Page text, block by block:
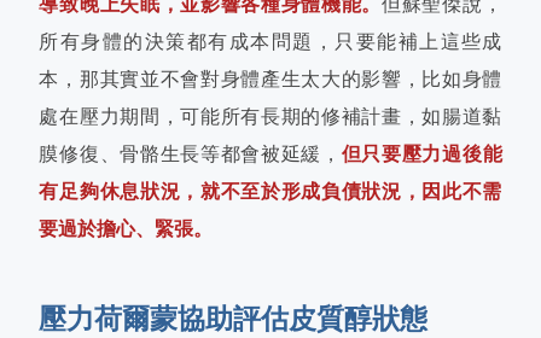
導致晚上失眠，並影響各種身體機能。但蘇聖傑說，
所有身體的決策都有成本問題，只要能補上這些成
本，那其實並不會對身體產生太大的影響，比如身體
處在壓力期間，可能所有長期的修補計畫，如腸道黏
膜修復、骨骼生長等都會被延緩， 但只要壓力過後能
有足夠休息狀況，就不至於形成負債狀況，因此不需
要過於擔心、緊張。
壓力荷爾蒙協助評估皮質醇狀態